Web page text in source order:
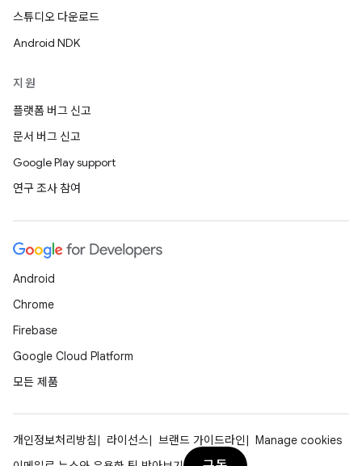
스튜디오 다운로드
Android NDK
지원
플랫폼 버그 신고
문서 버그 신고
Google Play support
연구 조사 참여
Android
Chrome
Firebase
Google Cloud Platform
모든 제품
개인정보처리방침 라이선스 브랜드 가이드라인
Manage cookies